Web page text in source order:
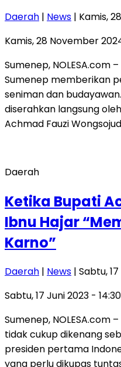
Daerah | News | Kamis,
Kamis, 28 November
Sumenep, NOLESA.com
Sumenep memberikan
seniman dan
diserahkan langsung
Achmad Fauzi
Daerah
Ketika Bupati
Ibnu Hajar
Karno”
Daerah | News | Sabtu,
Sabtu, 17 Juni 2023 -
Sumenep, NOLESA.com
tidak cukup dikenang
presiden pertama
yang perlu dikupas